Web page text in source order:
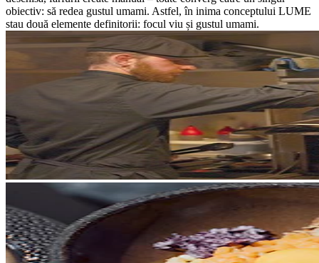
obiectiv: să redea gustul umami. Astfel, în inima conceptului LUME
stau două elemente definitorii: focul viu și gustul umami.